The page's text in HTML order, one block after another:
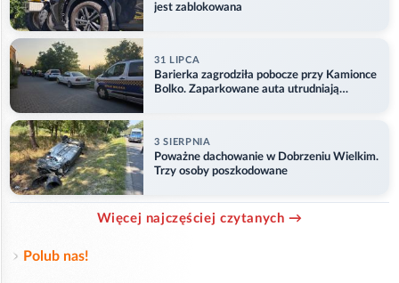
jest zablokowana
31 LIPCA
Barierka zagrodziła pobocze przy Kamionce
Bolko. Zaparkowane auta utrudniają
3 SIERPNIA
Poważne dachowanie w Dobrzeniu Wielkim.
Trzy osoby poszkodowane
Więcej najczęściej czytanych →
Polub nas!